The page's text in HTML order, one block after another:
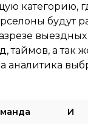
категорию,
будут
таймов, а так
аналитика
И